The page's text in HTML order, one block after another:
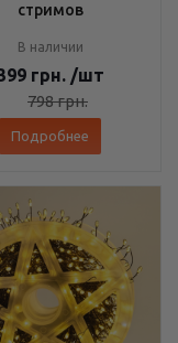
стримов
В наличии
грн. /шт
798грн.
Подробнее